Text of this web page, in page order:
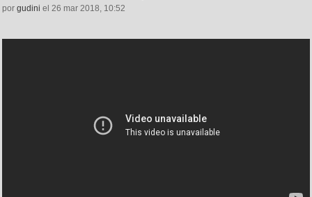
por gudini el 26 mar 2018, 10:52